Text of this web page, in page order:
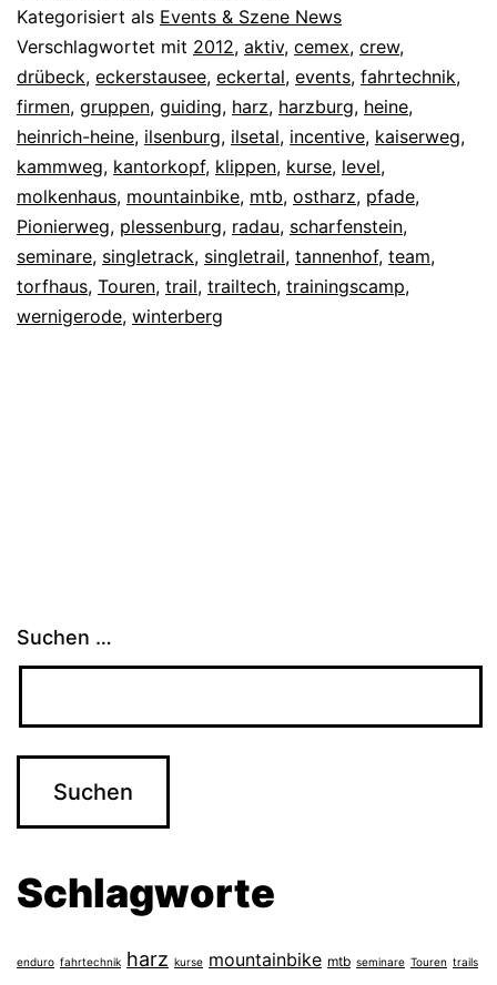
Kategorisiert als Events & Szene News
Verschlagwortet mit 2012, aktiv, cemex, crew,
drübeck, eckerstausee, eckertal, events, fahrtechnik,
firmen, gruppen, guiding, harz, harzburg, heine,
heinrich-heine, ilsenburg, ilsetal, incentive, kaiserweg,
kammweg, kantorkopf, klippen, kurse, level,
molkenhaus, mountainbike, mtb, ostharz, pfade,
Pionierweg, plessenburg, radau, scharfenstein,
seminare, singletrack, singletrail, tannenhof, team,
torfhaus, Touren, trail, trailtech, trainingscamp,
wernigerode, winterberg
Suchen …
Schlagworte
enduro fahrtechnik harz kurse mountainbike mtb seminare Touren trails